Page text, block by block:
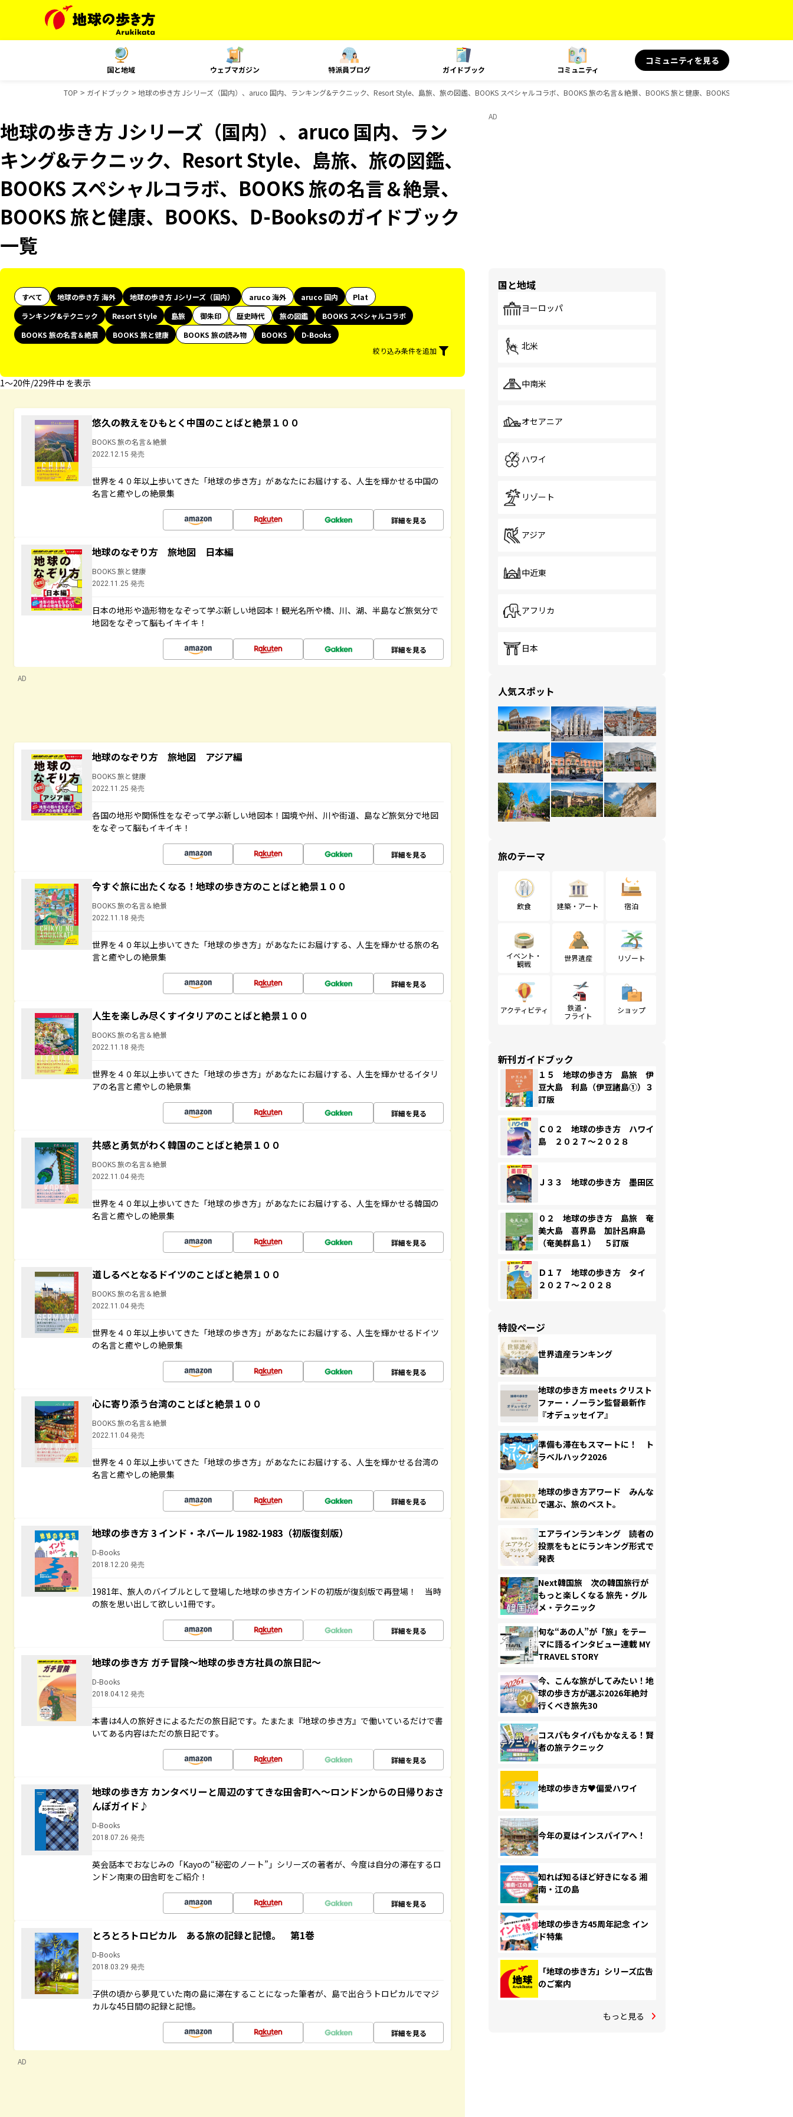
国と地域 ウェブマガジン 特派員ブログ ガイドブック コミュニティ
コミュニティを見る
TOP ガイドブック 地球の歩き方 Jシリーズ（国内）、aruco 国内、ランキング&テクニック、Resort Style、島旅、旅の図鑑、BOOKS スペシャルコラボ、BOOKS 旅の名言＆絶景、BOOKS 旅と健康、BOOKS、D-Booksのガイ
地球の歩き方 Jシリーズ（国内）、aruco 国内、ラン
キング&テクニック、Resort Style、島旅、旅の図鑑、
BOOKS スペシャルコラボ、BOOKS 旅の名言＆絶景、
BOOKS 旅と健康、BOOKS、D-Booksのガイドブック
一覧
すべて 地球の歩き方 海外 地球の歩き方 Jシリーズ（国内） aruco 海外 aruco 国内
Plat
ランキング&テクニック
Resort Style 島旅 御朱印 歴史時代 旅の図鑑
BOOKS スペシャルコラボ
BOOKS 旅の名言＆絶景
BOOKS 旅と健康 BOOKS 旅の読み物 BOOKS
D-Books
絞り込み条件を追加
1〜20件/229件中 を表示
悠久の教えをひもとく中国のことばと絶景１００
BOOKS 旅の名言＆絶景
2022.12.15 発売
世界を４０年以上歩いてきた「地球の歩き方」があなたにお届けする、人生を輝かせる中国の
名言と癒やしの絶景集
詳細を見る
地球のなぞり方 旅地図 日本編
BOOKS 旅と健康
2022.11.25 発売
日本の地形や造形物をなぞって学ぶ新しい地図本！観光名所や橋、川、湖、半島など旅気分で
地図をなぞって脳もイキイキ！
詳細を見る
AD
地球のなぞり方 旅地図 アジア編
BOOKS 旅と健康
2022.11.25 発売
各国の地形や関係性をなぞって学ぶ新しい地図本！国境や州、川や街道、島など旅気分で地図
をなぞって脳もイキイキ！
詳細を見る
今すぐ旅に出たくなる！地球の歩き方のことばと絶景１００
BOOKS 旅の名言＆絶景
2022.11.18 発売
世界を４０年以上歩いてきた「地球の歩き方」があなたにお届けする、人生を輝かせる旅の名
言と癒やしの絶景集
詳細を見る
人生を楽しみ尽くすイタリアのことばと絶景１００
BOOKS 旅の名言＆絶景
2022.11.18 発売
世界を４０年以上歩いてきた「地球の歩き方」があなたにお届けする、人生を輝かせるイタリ
アの名言と癒やしの絶景集
詳細を見る
共感と勇気がわく韓国のことばと絶景１００
BOOKS 旅の名言＆絶景
2022.11.04 発売
世界を４０年以上歩いてきた「地球の歩き方」があなたにお届けする、人生を輝かせる韓国の
名言と癒やしの絶景集
詳細を見る
道しるべとなるドイツのことばと絶景１００
BOOKS 旅の名言＆絶景
2022.11.04 発売
世界を４０年以上歩いてきた「地球の歩き方」があなたにお届けする、人生を輝かせるドイツ
の名言と癒やしの絶景集
詳細を見る
心に寄り添う台湾のことばと絶景１００
BOOKS 旅の名言＆絶景
2022.11.04 発売
世界を４０年以上歩いてきた「地球の歩き方」があなたにお届けする、人生を輝かせる台湾の
名言と癒やしの絶景集
詳細を見る
地球の歩き方 3 インド・ネパール 1982-1983（初版復刻版）
D-Books
2018.12.20 発売
1981年、旅人のバイブルとして登場した地球の歩き方インドの初版が復刻版で再登場！ 当時
の旅を思い出して欲しい1冊です。
詳細を見る
地球の歩き方 ガチ冒険～地球の歩き方社員の旅日記～
D-Books
2018.04.12 発売
本書は4人の旅好きによるただの旅日記です。たまたま『地球の歩き方』で働いているだけで書
いてある内容はただの旅日記です。
詳細を見る
地球の歩き方 カンタベリーと周辺のすてきな田舎町へ～ロンドンからの日帰りおさ
んぽガイド♪
D-Books
2018.07.26 発売
英会話本でおなじみの「Kayoの“秘密のノート”」シリーズの著者が、今度は自分の滞在するロ
ンドン南東の田舎町をご紹介！
詳細を見る
とろとろトロピカル ある旅の記録と記憶。 第1巻
D-Books
2018.03.29 発売
子供の頃から夢見ていた南の島に滞在することになった筆者が、島で出合うトロピカルでマジ
カルな45日間の記録と記憶。
詳細を見る
AD
AD
国と地域
ヨーロッパ
北米
中南米
オセアニア
ハワイ
リゾート
アジア
中近東
アフリカ
日本
人気スポット
旅のテーマ
飲食 建築・アート 宿泊
イベント・
観戦
世界遺産 リゾート
アクティビティ
鉄道・
フライト
ショップ
新刊ガイドブック
１５ 地球の歩き方 島旅 伊
豆大島 利島（伊豆諸島①）３
訂版
Ｃ０２ 地球の歩き方 ハワイ
島 ２０２７～２０２８
Ｊ３３ 地球の歩き方 墨田区
０２ 地球の歩き方 島旅 奄
美大島 喜界島 加計呂麻島
（奄美群島１） ５訂版
Ｄ１７ 地球の歩き方 タイ
２０２７～２０２８
特設ページ
世界遺産ランキング
地球の歩き方 meets クリスト
ファー・ノーラン監督最新作
『オデュッセイア』
準備も滞在もスマートに！ ト
ラベルハック2026
地球の歩き方アワード みんな
で選ぶ、旅のベスト。
エアラインランキング 読者の
投票をもとにランキング形式で
発表
Next韓国旅 次の韓国旅行が
もっと楽しくなる 旅先・グル
メ・テクニック
旬な“あの人”が「旅」をテー
マに語るインタビュー連載 MY
TRAVEL STORY
今、こんな旅がしてみたい！地
球の歩き方が選ぶ2026年絶対
行くべき旅先30
コスパもタイパもかなえる！賢
者の旅テクニック
地球の歩き方♥偏愛ハワイ
今年の夏はインスパイアへ！
知れば知るほど好きになる 湘
南・江の島
地球の歩き方45周年記念 イン
ド特集
「地球の歩き方」シリーズ広告
のご案内
もっと見る